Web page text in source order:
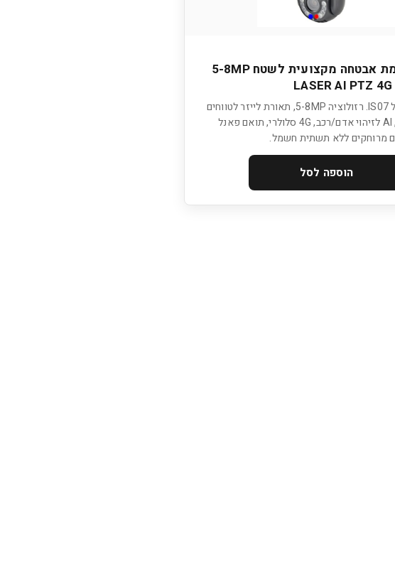
+IS07 מצלמת אבטחה מקצועית לשטח 5-8MP
LASER AI PTZ
גרסת הלייזר של IS07. רזולוציה 5-8MP, תאורת לייזר לטווחים
ארוכים במיוחד, AI לזיהוי אדם/רכב, 4G סלולרי, תואם פאנל
מרוחקים ללא תשתית חשמל.
הוספה לסל